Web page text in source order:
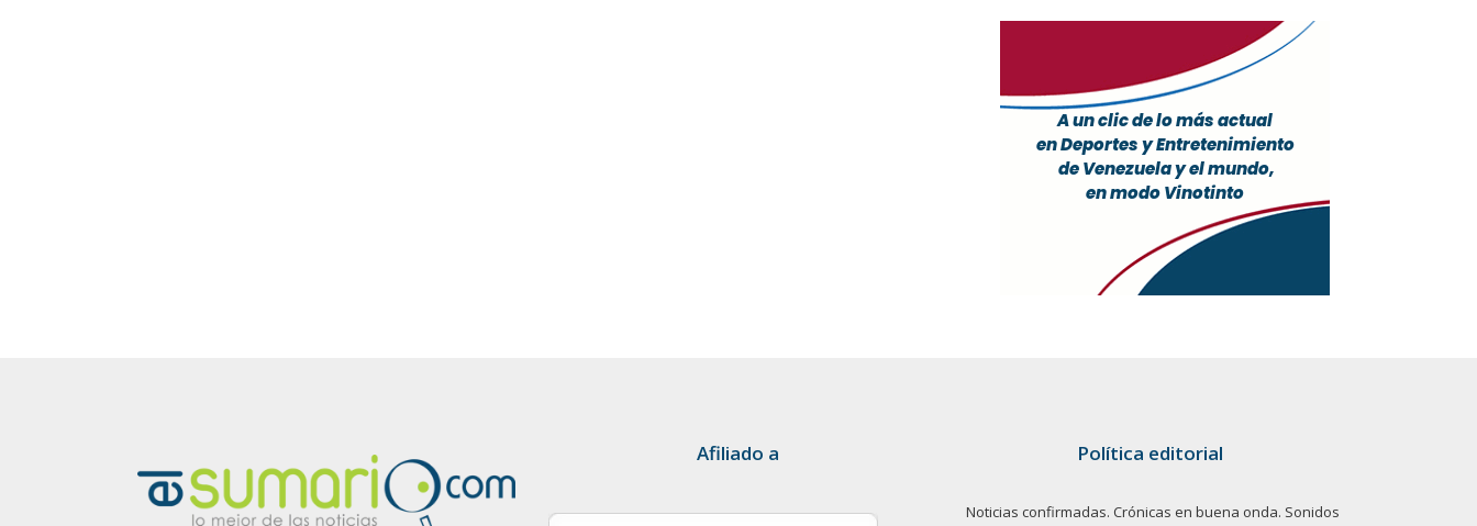
Afiliado a Política editorial
Noticias confirmadas. Crónicas en buena onda. Sonidos